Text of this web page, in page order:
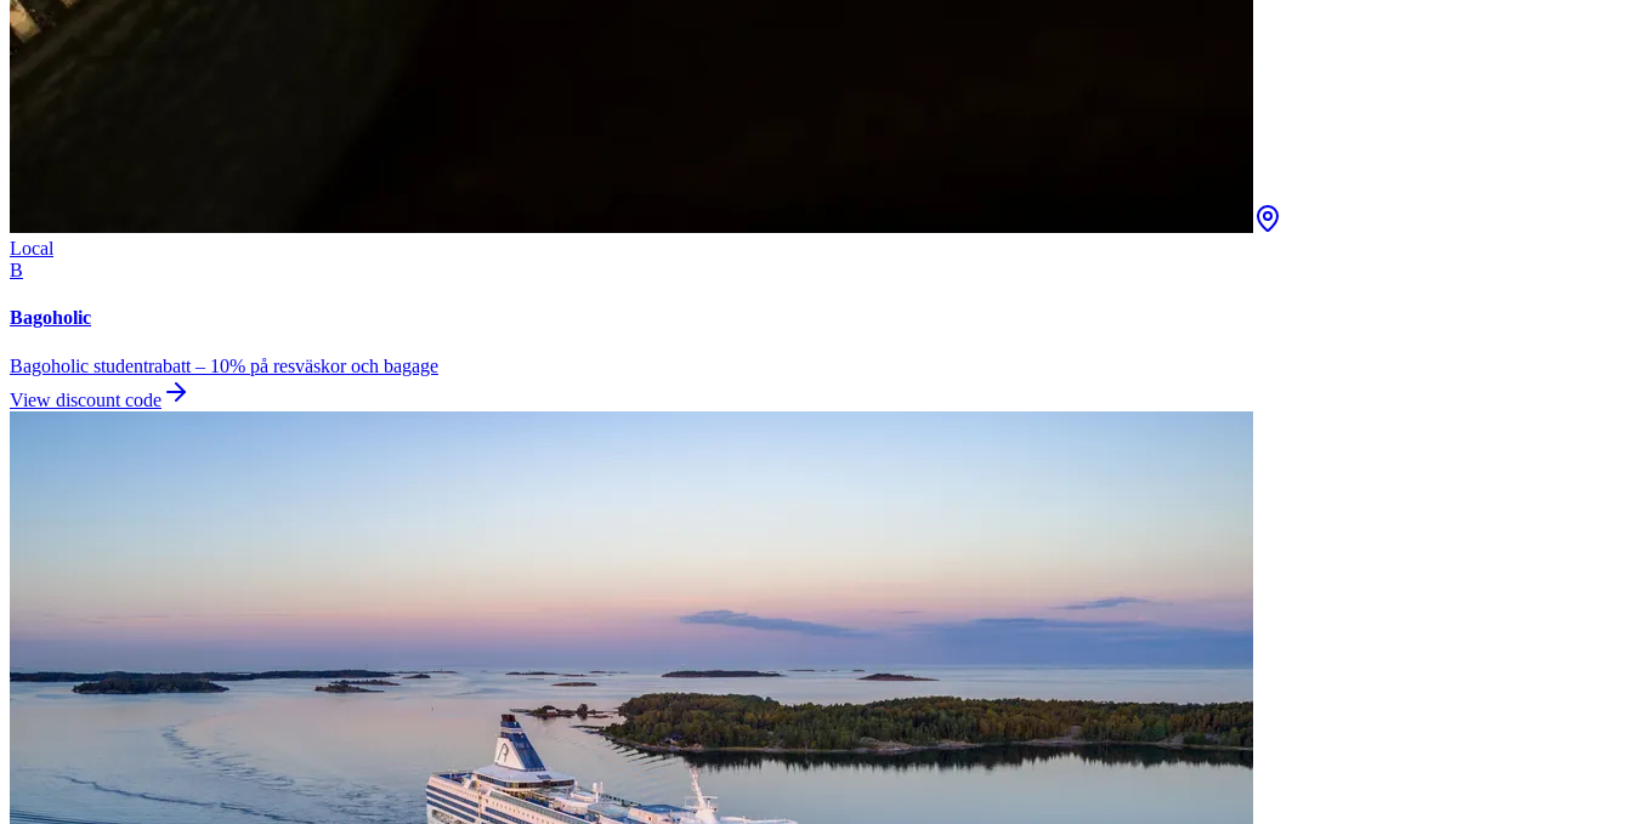
Local
B
Bagoholic
Bagoholic studentrabatt – 10% på resväskor och bagage
View discount code